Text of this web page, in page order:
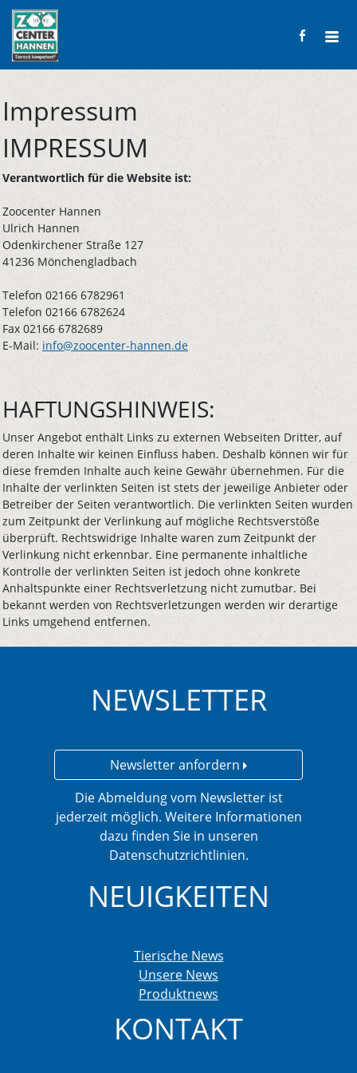
Impressum
IMPRESSUM
Verantwortlich für die Website ist:
Zoocenter Hannen
Ulrich Hannen
Odenkirchener Straße 127
41236 Mönchengladbach
Telefon 02166 6782961
Telefon 02166 6782624
Fax 02166 6782689
E-Mail: info@zoocenter-hannen.de
HAFTUNGSHINWEIS:
Unser Angebot enthält Links zu externen Webseiten Dritter, auf
deren Inhalte wir keinen Einfluss haben. Deshalb können wir für
diese fremden Inhalte auch keine Gewähr übernehmen. Für die
Inhalte der verlinkten Seiten ist stets der jeweilige Anbieter oder
Betreiber der Seiten verantwortlich. Die verlinkten Seiten wurden
zum Zeitpunkt der Verlinkung auf mögliche Rechtsverstöße
überprüft. Rechtswidrige Inhalte waren zum Zeitpunkt der
Verlinkung nicht erkennbar. Eine permanente inhaltliche
Kontrolle der verlinkten Seiten ist jedoch ohne konkrete
Anhaltspunkte einer Rechtsverletzung nicht zumutbar. Bei
bekannt werden von Rechtsverletzungen werden wir derartige
Links umgehend entfernen.
NEWSLETTER
Newsletter anfordern
Die Abmeldung vom Newsletter ist
jederzeit möglich. Weitere Informationen
dazu finden Sie in unseren
Datenschutzrichtlinien.
NEUIGKEITEN
Tierische News
Unsere News
Produktnews
KONTAKT